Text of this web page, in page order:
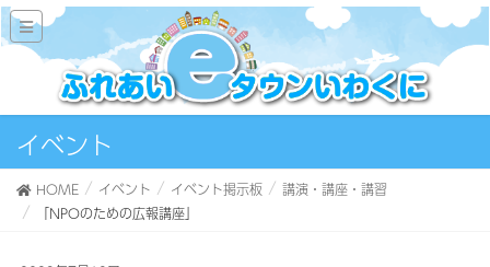
イベント
HOME イベント イベント掲示板
講演・講座・講習
「NPOのための広報講座」